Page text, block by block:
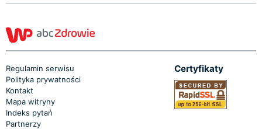
Regulamin serwisu
Polityka prywatności
Kontakt
Mapa witryny
Indeks pytań
Partnerzy
Certyfikaty